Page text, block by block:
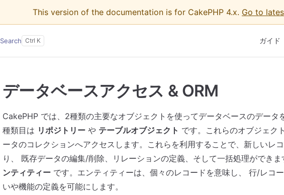
This version of the documentation is for CakePHP 4.x. Go to
Search ガイド
データベースアクセス & ORM
CakePHP では、2種類の主要なオブジェクトを使ってデータベースのデータ
種類目は リポジトリー や テーブルオブジェクト です。これらのオブジェク
ータのコレクションへアクセスします。これらを利用することで、新しいレ
り、 既存データの編集/削除、リレーションの定義、そして一括処理ができ
ンティティー です。エンティティーは、個々のレコードを意味し、 行/レコ
いや機能の定義を可能にします。